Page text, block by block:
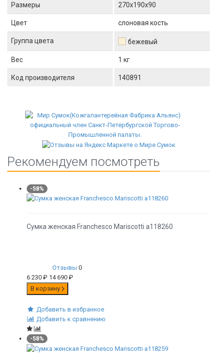
Размеры 270x190x90
Цвет слоновая кость
Группа цвета бежевый
Вес 1 кг
Код производителя 140891
Рекомендуем посмотреть
-58%
Сумка женская Franchesco Mariscotti а118260
Отзывы 0
6 230 ₽ 14 690 ₽
В корзину
Добавить в избранное
Добавить к сравнению
-58%